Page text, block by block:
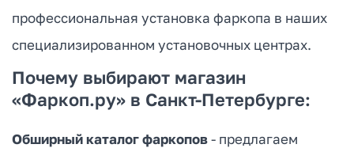
профессиональная установка фаркопа в наших
специализированном установочных центрах.
Почему выбирают магазин
«Фаркоп.ру» в Санкт-Петербурге:
Обширный каталог фаркопов- предлагаем